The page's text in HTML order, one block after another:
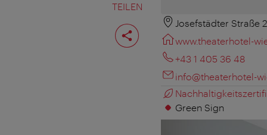
TEILEN
Seite
teilen
Josefstädter Straße
www.theaterhotel-
+43 1 405 36 48
info@theaterhotel-
Green Sign